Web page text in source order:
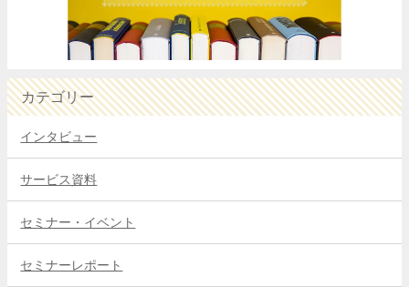
カテゴリー
インタビュー
サービス資料
セミナー・イベント
セミナーレポート